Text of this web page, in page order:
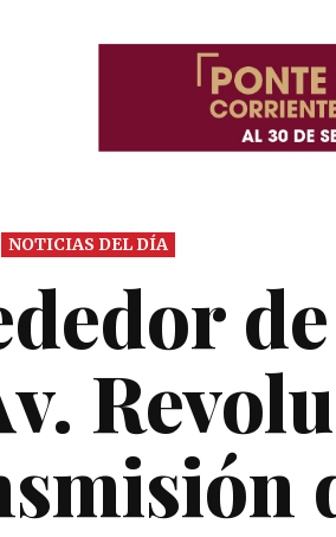
NOTICIAS DEL DÍA